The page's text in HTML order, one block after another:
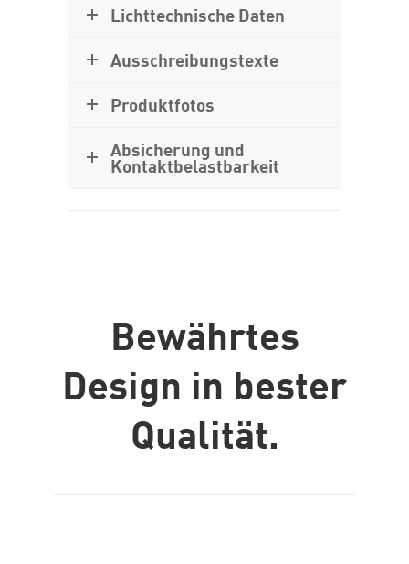
Lichttechnische Daten
Ausschreibungstexte
Produktfotos
Absicherung und
Kontaktbelastbarkeit
Bewährtes
Design in bester
Qualität.